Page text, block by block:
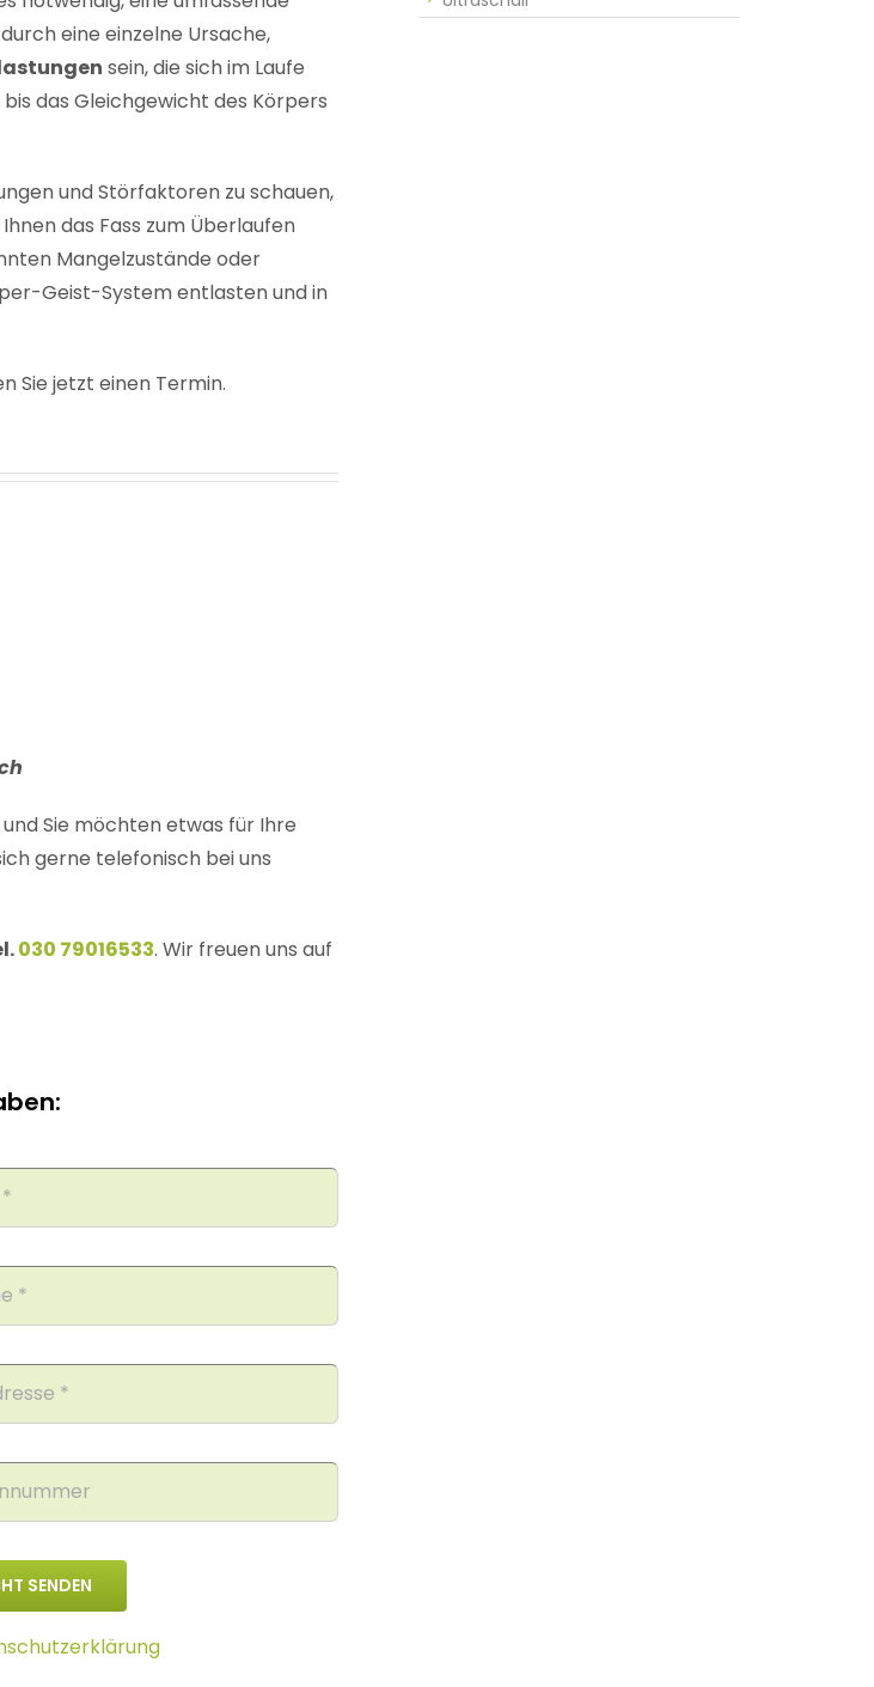
eine einzelne Ursache,
sein, die sich im Laufe
das Gleichgewicht des Körpers
und Störfaktoren zu schauen,
das Fass zum Überlaufen
Mangelzustände oder
Geist-System entlasten und in
Sie jetzt einen Termin.
Sie möchten etwas für Ihre
gerne telefonisch bei uns
030 79016533. Wir freuen uns auf
SENDEN